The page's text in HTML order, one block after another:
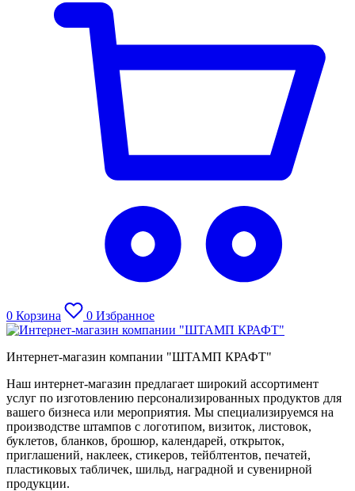
0 Корзина 0 Избранное
Интернет-магазин компании "ШТАМП КРАФТ"
Наш интернет-магазин предлагает широкий ассортимент
услуг по изготовлению персонализированных продуктов для
вашего бизнеса или мероприятия. Мы специализируемся на
производстве штампов с логотипом, визиток, листовок,
буклетов, бланков, брошюр, календарей, открыток,
приглашений, наклеек, стикеров, тейблтентов, печатей,
пластиковых табличек, шильд, наградной и сувенирной
продукции.